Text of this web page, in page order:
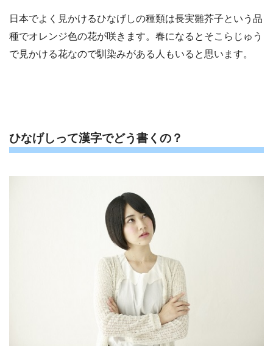
日本でよく見かけるひなげしの種類は長実雛芥子という品
種でオレンジ色の花が咲きます。春になるとそこらじゅう
で見かける花なので馴染みがある人もいると思います。
ひなげしって漢字でどう書くの？